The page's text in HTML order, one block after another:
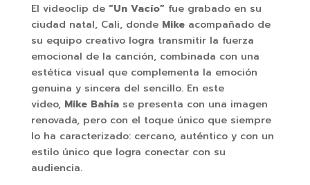
El videoclip de “Un Vacío” fue grabado en su
ciudad natal, Cali, donde Mike acompañado de
su equipo creativo logra transmitir la fuerza
emocional de la canción, combinada con una
estética visual que complementa la emoción
genuina y sincera del sencillo. En este
video, Mike Bahíase presenta con una imagen
renovada, pero con el toque único que siempre
lo ha caracterizado: cercano, auténtico y con un
estilo único que logra conectar con su
audiencia.